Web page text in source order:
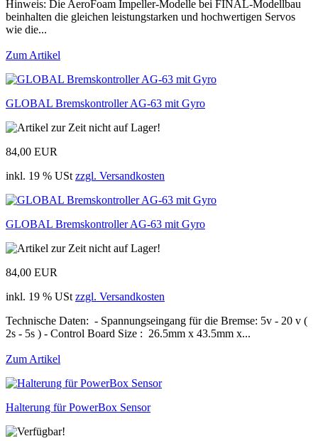
Hinweis: Die AeroFoam Impeller-Modelle bei FINAL-Modellbau
beinhalten die gleichen leistungstarken und hochwertigen Servos
wie die...
Zum Artikel
GLOBAL Bremskontroller AG-63 mit Gyro
84,00 EUR
inkl. 19 % USt zzgl. Versandkosten
GLOBAL Bremskontroller AG-63 mit Gyro
84,00 EUR
inkl. 19 % USt zzgl. Versandkosten
Technische Daten: - Spannungseingang für die Bremse: 5v - 20 v (
2s - 5s ) - Control Board Size : 26.5mm x 43.5mm x...
Zum Artikel
Halterung für PowerBox Sensor